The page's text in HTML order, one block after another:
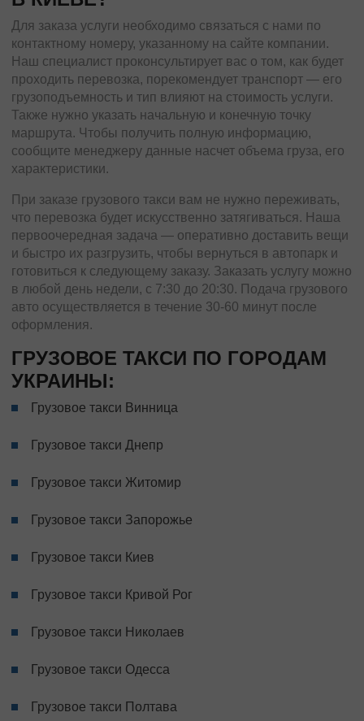
Для заказа услуги необходимо связаться с нами по
контактному номеру, указанному на сайте компании.
Наш специалист проконсультирует вас о том, как будет
проходить перевозка, порекомендует транспорт — его
грузоподъемность и тип влияют на стоимость услуги.
Также нужно указать начальную и конечную точку
маршрута. Чтобы получить полную информацию,
сообщите менеджеру данные насчет объема груза, его
характеристики.
При заказе грузового такси вам не нужно переживать,
что перевозка будет искусственно затягиваться. Наша
первоочередная задача — оперативно доставить вещи
и быстро их разгрузить, чтобы вернуться в автопарк и
готовиться к следующему заказу. Заказать услугу можно
в любой день недели, с 7:30 до 20:30. Подача грузового
авто осуществляется в течение 30-60 минут после
оформления.
ГРУЗОВОЕ ТАКСИ ПО ГОРОДАМ
УКРАИНЫ:
Грузовое такси Винница
Грузовое такси Днепр
Грузовое такси Житомир
Грузовое такси Запорожье
Грузовое такси Киев
Грузовое такси Кривой Рог
Грузовое такси Николаев
Грузовое такси Одесса
Грузовое такси Полтава